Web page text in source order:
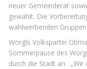
neuer Gemeinderat
gewählt. Die
wahlwerbenden
Wörgls Volkspartei
Sommerpause des
durch die Stadt an.